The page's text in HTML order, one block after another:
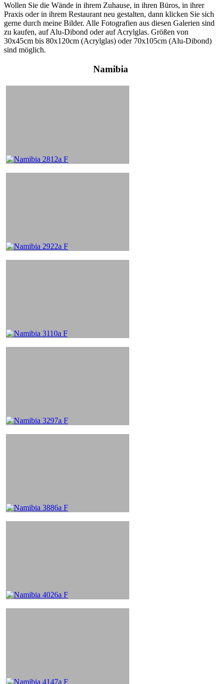
Wollen Sie die Wände in ihrem Zuhause, in ihren Büros, in ihrer
Praxis oder in ihrem Restaurant neu gestalten, dann klicken Sie sich
gerne durch meine Bilder. Alle Fotografien aus diesen Galerien sind
zu kaufen, auf Alu-Dibond oder auf Acrylglas. Größen von
30x45cm bis 80x120cm (Acrylglas) oder 70x105cm (Alu-Dibond)
sind möglich.
Namibia